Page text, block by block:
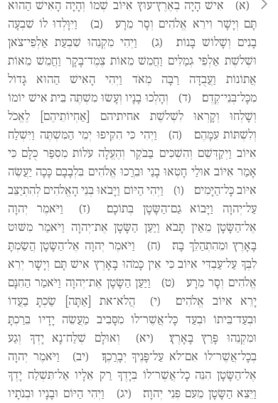
(א)
אִישׁ הָיָה בְאֶרֶץ־עוּץ אִיּוֹב שְׁמוֹ וְהָיָה הָאִישׁ הַהוּא
תָּם וְיָשָׁר וִירֵא אֱלֹהִים וְסָר מֵרָע׃
(ב)
וַיִּוָּלְדוּ לוֹ שִׁבְעָה
בָנִים וְשָׁלוֹשׁ בָּנוֹת׃
(ג)
וַיְהִי מִקְנֵהוּ שִׁבְעַת אַלְפֵי־צֹאן
וּשְׁלֹשֶׁת אַלְפֵי גְמַלִּים וַחֲמֵשׁ מֵאוֹת צֶמֶד־בָּקָר וַחֲמֵשׁ מֵאוֹת
אֲתוֹנוֹת וַעֲבֻדָּה רַבָּה מְאֹד וַיְהִי הָאִישׁ הַהוּא גָּדוֹל
מִכָּל־בְּנֵי־קֶדֶם׃
(ד)
וְהָלְכוּ בָנָיו וְעָשׂוּ מִשְׁתֶּה בֵּית אִישׁ יוֹמוֹ
וְשָׁלְחוּ וְקָרְאוּ לִשְׁלֹשֶׁת אחיתיהם [אַחְיוֹתֵיהֶם] לֶאֱכֹל
וְלִשְׁתּוֹת עִמָּהֶם׃
(ה)
וַיְהִי כִּי הִקִּיפוּ יְמֵי הַמִּשְׁתֶּה וַיִּשְׁלַח
אִיּוֹב וַיְקַדְּשֵׁם וְהִשְׁכִּים בַּבֹּקֶר וְהֶעֱלָה עֹלוֹת מִסְפַּר כֻּלָּם כִּי
אָמַר אִיּוֹב אוּלַי חָטְאוּ בָנַי וּבֵרֲכוּ אֱלֹהִים בִּלְבָבָם כָּכָה יַעֲשֶׂה
אִיּוֹב כָּל־הַיָּמִים׃
(ו)
וַיְהִי הַיּוֹם וַיָּבֹאוּ בְּנֵי הָאֱלֹהִים לְהִתְיַצֵּב
עַל־יְהוָה וַיָּבוֹא גַם־הַשָּׂטָן בְּתוֹכָם׃
(ז)
וַיֹּאמֶר יְהוָה
אֶל־הַשָּׂטָן מֵאַיִן תָּבֹא וַיַּעַן הַשָּׂטָן אֶת־יְהוָה וַיֹּאמַר מִשּׁוּט
בָּאָרֶץ וּמֵהִתְהַלֵּךְ בָּהּ׃
(ח)
וַיֹּאמֶר יְהוָה אֶל־הַשָּׂטָן הֲשַׂמְתָּ
לִבְּךָ עַל־עַבְדִּי אִיּוֹב כִּי אֵין כָּמֹהוּ בָּאָרֶץ אִישׁ תָּם וְיָשָׁר יְרֵא
אֱלֹהִים וְסָר מֵרָע׃
(ט)
וַיַּעַן הַשָּׂטָן אֶת־יְהוָה וַיֹּאמַר הַחִנָּם
יָרֵא אִיּוֹב אֱלֹהִים׃
(י)
הֲלֹא־את [אַתָּה] שַׂכְתָּ בַעֲדוֹ
וּבְעַד־בֵּיתוֹ וּבְעַד כָּל־אֲשֶׁר־לוֹ מִסָּבִיב מַעֲשֵׂה יָדָיו בֵּרַכְתָּ
וּמִקְנֵהוּ פָּרַץ בָּאָרֶץ׃
(יא)
וְאוּלָם שְׁלַח־נָא יָדְךָ וְגַע
בְּכָל־אֲשֶׁר־לוֹ אִם־לֹא עַל־פָּנֶיךָ יְבָרֲכֶךָּ׃
(יב)
וַיֹּאמֶר יְהוָה
אֶל־הַשָּׂטָן הִנֵּה כָל־אֲשֶׁר־לוֹ בְּיָדֶךָ רַק אֵלָיו אַל־תִּשְׁלַח יָדֶךָ
וַיֵּצֵא הַשָּׂטָן מֵעִם פְּנֵי יְהוָה׃
(יג) וַיְהִי הַיּוֹם וּבָנָיו וּבְנֹתָיו